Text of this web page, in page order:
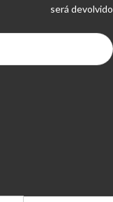
será devolvido